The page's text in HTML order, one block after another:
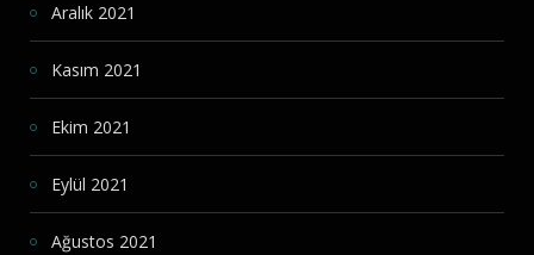
Aralık 2021
Kasım 2021
Ekim 2021
Eylül 2021
Ağustos 2021